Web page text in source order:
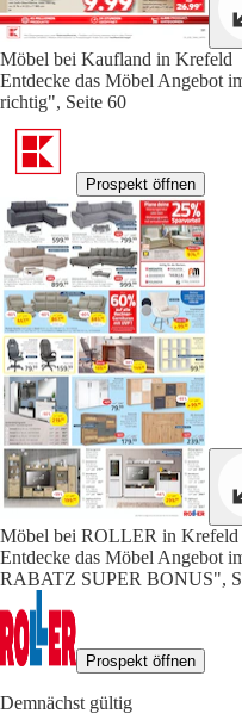
Möbel bei Kaufland in Krefeld
Entdecke das Möbel Angebot
richtig", Seite 60
Prospekt öffnen
Möbel bei ROLLER in Krefeld
Entdecke das Möbel Angebot
RABATZ SUPER BONUS",
Prospekt öffnen
Demnächst gültig